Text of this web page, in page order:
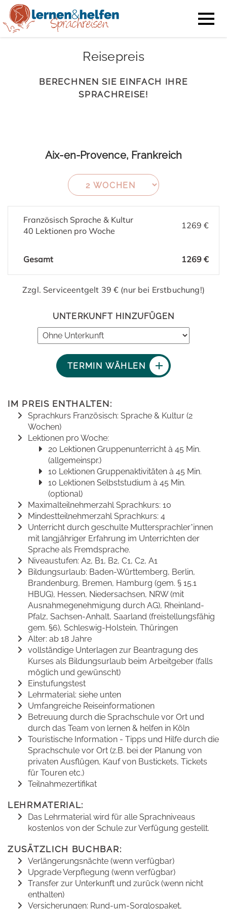
Reisepreis
BERECHNEN SIE EINFACH IHRE
SPRACHREISE!
Aix-en-Provence, Frankreich
Französisch Sprache & Kultur
40 Lektionen pro Woche
1269 €
Gesamt 1269 €
Zzgl. Serviceentgelt 39 € (nur bei Erstbuchung!)
UNTERKUNFT HINZUFÜGEN
TERMIN WÄHLEN
IM PREIS ENTHALTEN:
Sprachkurs Französisch: Sprache & Kultur (2
Wochen)
Lektionen pro Woche:
20 Lektionen Gruppenunterricht à 45 Min.
(allgemeinspr.)
10 Lektionen Gruppenaktivitäten à 45 Min.
10 Lektionen Selbststudium à 45 Min.
(optional)
Maximalteilnehmerzahl Sprachkurs: 10
Mindestteilnehmerzahl Sprachkurs: 4
Unterricht durch geschulte Muttersprachler*innen
mit langjähriger Erfahrung im Unterrichten der
Sprache als Fremdsprache.
Niveaustufen: A2, B1, B2, C1, C2, A1
Bildungsurlaub: Baden-Württemberg, Berlin,
Brandenburg, Bremen, Hamburg (gem. § 15.1
HBUG), Hessen, Niedersachsen, NRW (mit
Ausnahmegenehmigung durch AG), Rheinland-
Pfalz, Sachsen-Anhalt, Saarland (freistellungsfähig
gem. §6), Schleswig-Holstein, Thüringen
Alter: ab 18 Jahre
vollständige Unterlagen zur Beantragung des
Kurses als Bildungsurlaub beim Arbeitgeber (falls
möglich und gewünscht)
Einstufungstest
Lehrmaterial: siehe unten
Umfangreiche Reiseinformationen
Betreuung durch die Sprachschule vor Ort und
durch das Team von lernen & helfen in Köln
Touristische Information - Tipps und Hilfe durch die
Sprachschule vor Ort (z.B. bei der Planung von
privaten Ausflügen, Kauf von Bustickets, Tickets
für Touren etc.)
Teilnahmezertifikat
LEHRMATERIAL:
Das Lehrmaterial wird für alle Sprachniveaus
kostenlos von der Schule zur Verfügung gestellt.
ZUSÄTZLICH BUCHBAR:
Verlängerungsnächte (wenn verfügbar)
Upgrade Verpflegung (wenn verfügbar)
Transfer zur Unterkunft und zurück (wenn nicht
enthalten)
Versicherungen: Rund-um-Sorglospaket,